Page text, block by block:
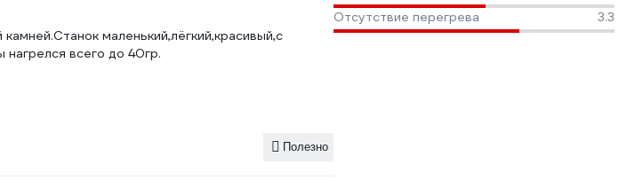
Отсутствие перегрева
3.3
маленький,лёгкий,красивый,с
всего до 40гр.
Полезно